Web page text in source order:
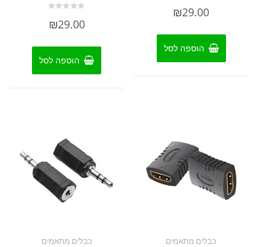
0
₪29.00
הוספה לסל
0
₪29.00
הוספה לסל
כבלים מתאמים כבלים מתאמים